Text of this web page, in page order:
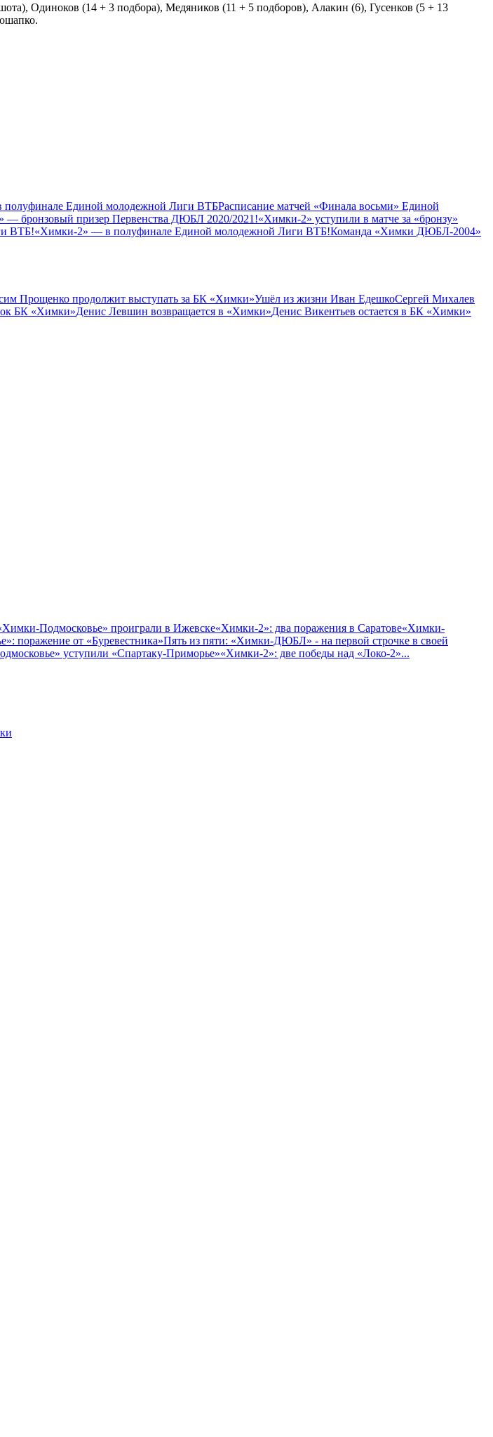
Одиноков (14 + 3 подбора), Медяников (11 + 5 подборов), Алакин (6), Гусенков (5 + 13
Единой молодежной Лиги ВТБРасписание матчей «Финала восьми» Единой
— бронзовый призер Первенства ДЮБЛ 2020/2021!«Химки-2» уступили в матче за «бронзу»
ВТБ!«Химки-2» — в полуфинале Единой молодежной Лиги ВТБ!Команда «Химки ДЮБЛ-2004»
Прощенко продолжит выступать за БК «Химки»Ушёл из жизни Иван ЕдешкоСергей Михалев
БК «Химки»Денис Левшин возвращается в «Химки»Денис Викентьев остается в БК «Химки»
Подмосковье» проиграли в Ижевске«Химки-2»: два поражения в Саратове«Химки-
поражение от «Буревестника»Пять из пяти: «Химки-ДЮБЛ» - на первой строчке в своей
уступили «Спартаку-Приморье»«Химки-2»: две победы над «Локо-2»...